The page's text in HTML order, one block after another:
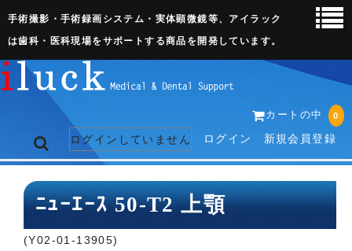
手術撮影・手術録画システム・実体顕微鏡等、アイラック
は歯科・医科現場をサポートする商品を開発しています。
カートの中 0
ログインしていません ログイン 新規会員登録
トップページ
ﾆｭｰｴｰｽ 50-T2 上顎
(Y02-01-13905)